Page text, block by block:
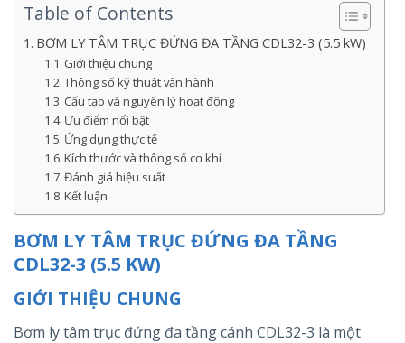
Table of Contents
BƠM LY TÂM TRỤC ĐỨNG ĐA TẦNG CDL32-3 (5.5 kW)
Giới thiệu chung
Thông số kỹ thuật vận hành
Cấu tạo và nguyên lý hoạt động
Ưu điểm nổi bật
Ứng dụng thực tế
Kích thước và thông số cơ khí
Đánh giá hiệu suất
Kết luận
BƠM LY TÂM TRỤC ĐỨNG ĐA TẦNG
CDL32-3 (5.5 KW)
GIỚI THIỆU CHUNG
Bơm ly tâm trục đứng đa tầng cánh CDL32-3 là một